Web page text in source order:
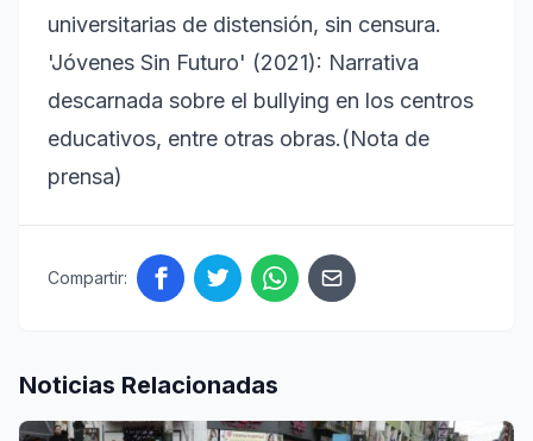
universitarias de distensión, sin censura.
'Jóvenes Sin Futuro' (2021): Narrativa
descarnada sobre el bullying en los centros
educativos, entre otras obras.(Nota de
prensa)
Compartir:
Noticias Relacionadas